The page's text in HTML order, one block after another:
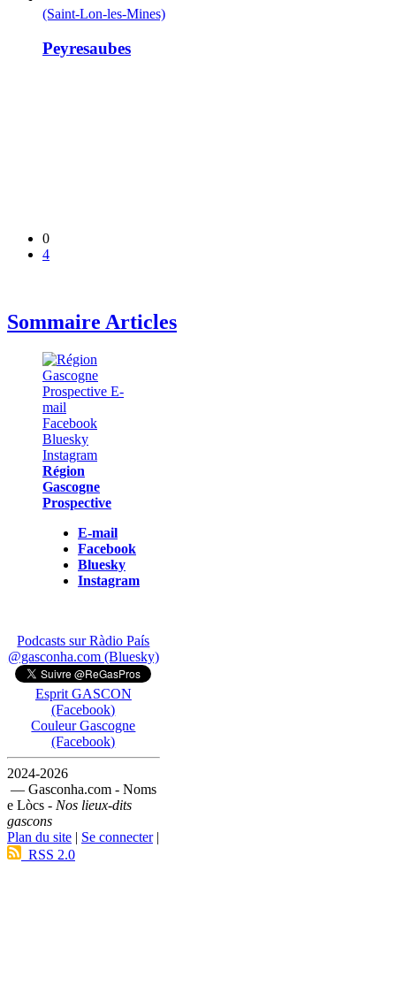
(Saint-Lon-les-Mines)
Peyresaubes
0
4
Sommaire Articles
Région
Gascogne
Prospective
E-mail
Facebook
Bluesky
Instagram
Podcasts sur Ràdio País
@gasconha.com (Bluesky)
Esprit GASCON
(Facebook)
Couleur Gascogne
(Facebook)
2024-2026
— Gasconha.com - Noms
e Lòcs - Nos lieux-dits
gascons
Plan du site | Se connecter|
RSS 2.0